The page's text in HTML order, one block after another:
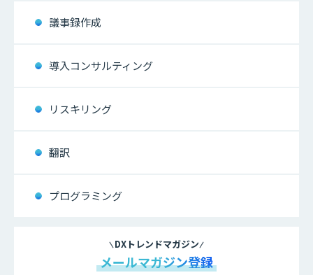
議事録作成
導入コンサルティング
リスキリング
翻訳
プログラミング
DXトレンドマガジン
メールマガジン登録